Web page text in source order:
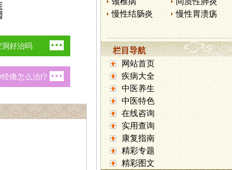
慢性结肠炎
慢性胃溃疡
栏目导航
网站首页
疾病大全
中医养生
中医特色
在线咨询
实用查询
康复指南
精彩专题
精彩图文